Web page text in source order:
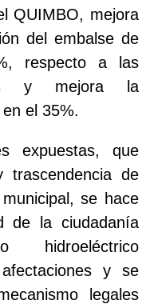
QUIMBO, mejora
del embalse de
respecto a las
y mejora la
el 35%.
expuestas, que
trascendencia de
se hace
de la ciudadanía
hidroeléctrico
y se
legales